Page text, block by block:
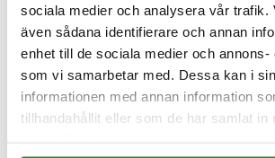
sociala medier och analysera vår trafik.
även sådana identifierare och annan
enhet till de sociala medier och annons-
som vi samarbetar med. Dessa kan i
informationen med annan information
tillhandahållit eller som de har samlat in